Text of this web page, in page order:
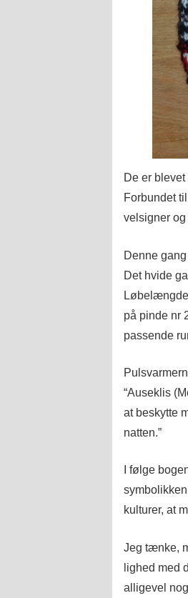
De er blevet
Forbundet
velsigner og
Denne
Det hvide
på pinde nr
passende
“Auseklis
at beskytte
natten.”
I følge
kulturer, at
Jeg tænke,
lighed med
alligevel